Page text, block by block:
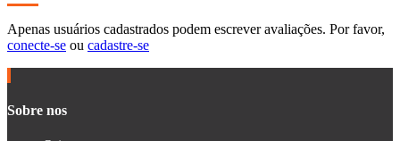
Apenas usuários cadastrados podem escrever avaliações. Por favor,
conecte-se ou cadastre-se
Sobre nos